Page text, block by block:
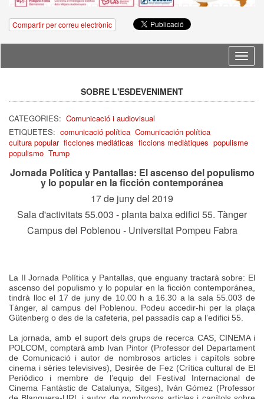
Compartir per correu electrònic
Idioma
SOBRE L'ESDEVENIMENT
CATEGORIES: Comunicació i audiovisual
ETIQUETES: comunicació política Comunicación política
cultura popular ficciones mediáticas ficcions mediàtiques populisme
populismo Trump
Jornada Política y Pantallas: El ascenso del populismo
y lo popular en la ficción contemporánea
17 de juny del 2019
Sala d'activitats 55.003 - planta baixa edifici 55. Tànger
Campus del Poblenou - Universitat Pompeu Fabra
La II Jornada Política y Pantallas, que enguany tractarà sobre: El
ascenso del populismo y lo popular en la ficción contemporánea,
tindrà lloc el 17 de juny de 10.00 h a 16.30 a la sala 55.003 de
Tànger, al campus del Poblenou. Podeu accedir-hi per la plaça
Gütenberg o des de la cafeteria, pel passadís cap a l’edifici 55.
La jornada, amb el suport dels grups de recerca CAS, CINEMA i
POLCOM, comptarà amb Ivan Pintor (Professor del Departament
de Comunicació i autor de nombrosos articles i capítols sobre
cinema i sèries televisives), Desirée de Fez (Crítica cultural de El
Periódico i membre de l’equip del Festival Internacional de
Cinema Fantàstic de Catalunya, Sitges), Iván Gómez (Professor